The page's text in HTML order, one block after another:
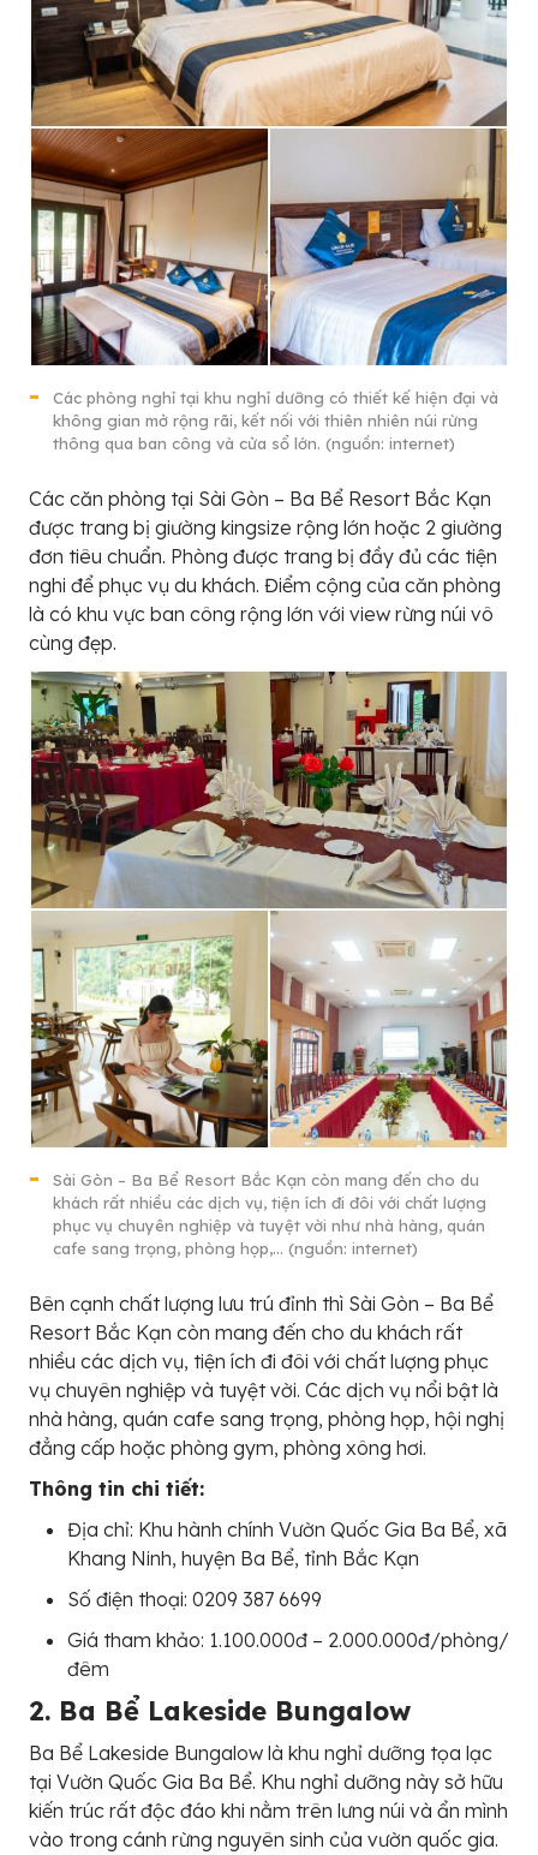
Các phòng nghỉ tại khu nghỉ dưỡng có thiết kế hiện đại và
không gian mở rộng rãi, kết nối với thiên nhiên núi rừng
thông qua ban công và cửa sổ lớn. (nguồn: internet)
Các căn phòng tại Sài Gòn – Ba Bể Resort Bắc Kạn
được trang bị giường kingsize rộng lớn hoặc 2 giường
đơn tiêu chuẩn. Phòng được trang bị đầy đủ các tiện
nghi để phục vụ du khách. Điểm cộng của căn phòng
là có khu vực ban công rộng lớn với view rừng núi vô
cùng đẹp.
Sài Gòn – Ba Bể Resort Bắc Kạn còn mang đến cho du
khách rất nhiều các dịch vụ, tiện ích đi đôi với chất lượng
phục vụ chuyên nghiệp và tuyệt vời như nhà hàng, quán
cafe sang trọng, phòng họp,… (nguồn: internet)
Bên cạnh chất lượng lưu trú đỉnh thì Sài Gòn – Ba Bể
Resort Bắc Kạn còn mang đến cho du khách rất
nhiều các dịch vụ, tiện ích đi đôi với chất lượng phục
vụ chuyên nghiệp và tuyệt vời. Các dịch vụ nổi bật là
nhà hàng, quán cafe sang trọng, phòng họp, hội nghị
đẳng cấp hoặc phòng gym, phòng xông hơi.
Thông tin chi tiết:
Địa chỉ: Khu hành chính Vườn Quốc Gia Ba Bể, xã
Khang Ninh, huyện Ba Bể, tỉnh Bắc Kạn
Số điện thoại: 0209 387 6699
Giá tham khảo: 1.100.000đ – 2.000.000đ/phòng/
đêm
2. Ba Bể Lakeside Bungalow
Ba Bể Lakeside Bungalow là khu nghỉ dưỡng tọa lạc
tại Vườn Quốc Gia Ba Bể. Khu nghỉ dưỡng này sở hữu
kiến trúc rất độc đáo khi nằm trên lưng núi và ẩn mình
vào trong cánh rừng nguyên sinh của vườn quốc gia.